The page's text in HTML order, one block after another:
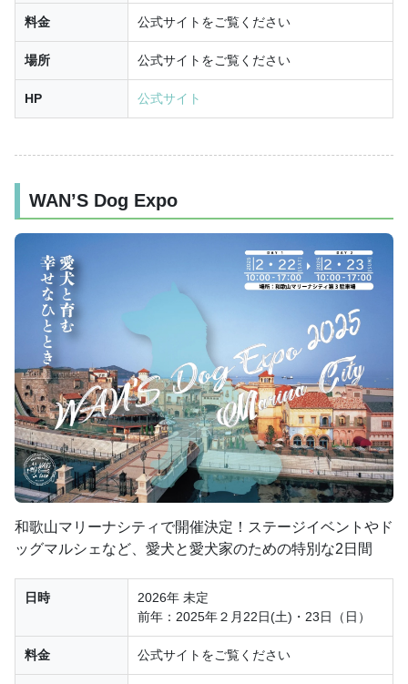
料金 公式サイトをご覧ください
場所 公式サイトをご覧ください
HP 公式サイト
WAN’S Dog Expo
和歌山マリーナシティで開催決定！ステージイベントやド
ッグマルシェなど、愛犬と愛犬家のための特別な2日間
日時
2026年 未定
前年：2025年２月22日(土)・23日（日）
料金 公式サイトをご覧ください